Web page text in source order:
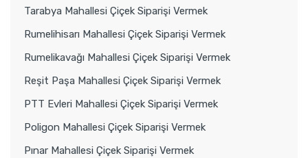
Tarabya Mahallesi Çiçek Siparişi Vermek
Rumelihisarı Mahallesi Çiçek Siparişi Vermek
Rumelikavağı Mahallesi Çiçek Siparişi Vermek
Reşit Paşa Mahallesi Çiçek Siparişi Vermek
PTT Evleri Mahallesi Çiçek Siparişi Vermek
Poligon Mahallesi Çiçek Siparişi Vermek
Pınar Mahallesi Çiçek Siparişi Vermek